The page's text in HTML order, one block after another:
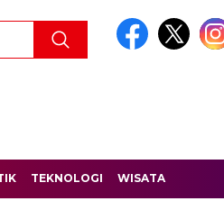
TEKNOLOGI WISATA